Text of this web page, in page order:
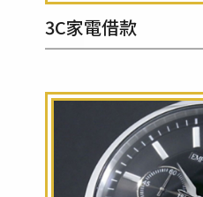
3C家電借款